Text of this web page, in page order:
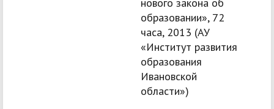
образовании», 72
часа, 2013 (АУ
«Институт развития
образования
Ивановской
области»)